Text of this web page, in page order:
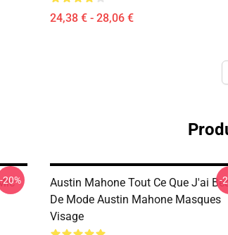
24,38 € - 28,06 €
-20%
Austin Mahone Tout Ce Que J'ai
De Mode Austin Mahone Masques
Visage
-